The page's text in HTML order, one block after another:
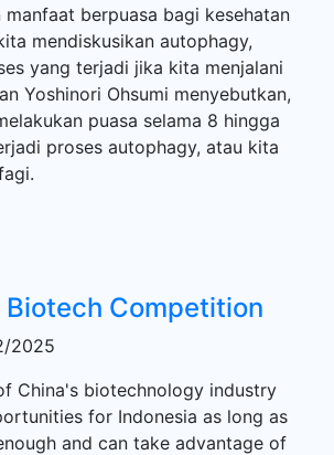
manfaat berpuasa bagi kesehatan
mendiskusikan autophagy,
yang terjadi jika kita menjalani
Yoshinori Ohsumi menyebutkan,
puasa selama 8 hingga
proses autophagy, atau kita
Biotech Competition
2025
China's biotechnology industry
for Indonesia as long as
and can take advantage of